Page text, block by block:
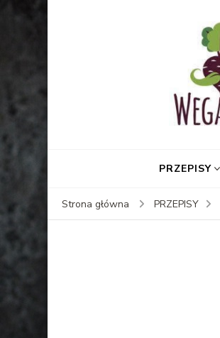
PRZEPISY
Strona główna PRZEPISY